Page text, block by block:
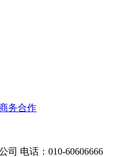
务合作
司 电话：010-60606666